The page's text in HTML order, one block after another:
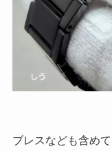
ブレスなども含め